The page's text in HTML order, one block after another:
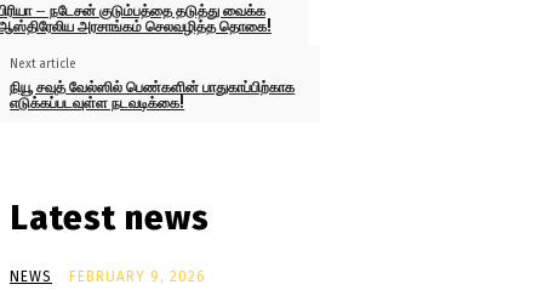
– நடேசன் குடும்பத்தை தடுத்து வைக்க
அரசாங்கம் செலவழித்த தொகை!
Next article
நியூ சவுத் வேல்ஸில் பெண்களின் பாதுகாப்பிற்காக
எடுக்கப்படவுள்ள நடவடிக்கை!
Latest news
NEWS FEBRUARY 9, 2026